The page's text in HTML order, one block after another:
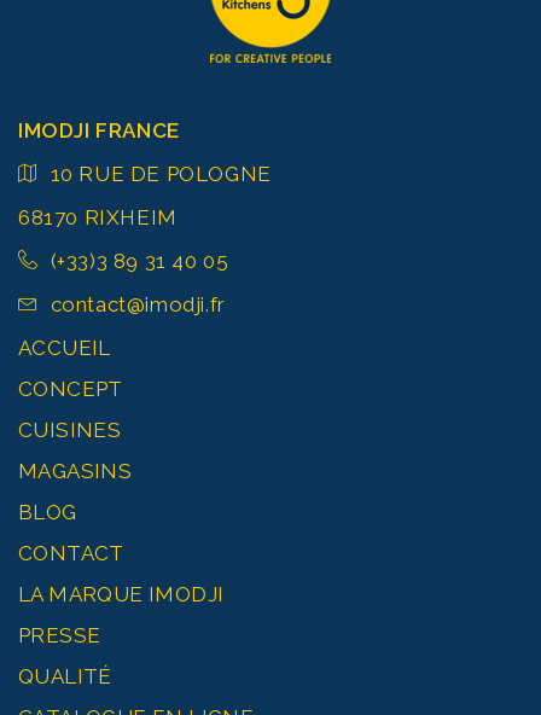
IMODJI FRANCE
10 RUE DE POLOGNE
68170 RIXHEIM
(+33)3 89 31 40 05
contact@imodji.fr
ACCUEIL
CONCEPT
CUISINES
MAGASINS
BLOG
CONTACT
LA MARQUE IMODJI
PRESSE
QUALITÉ